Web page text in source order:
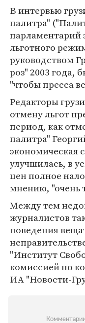
В интервью
палитра"
парламентарий
льготного
руководством
роз" 2003 года,
"чтобы пресса
Редакторы
отмену льгот
период, как
палитра"
экономическая
улучшилась, в
цен полное
мнению, "очень
Между тем
журналистов
поведения
"Институт
комиссией по
ИА "Новости-